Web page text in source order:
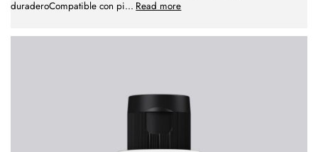
duraderoCompatible con pi... Read more